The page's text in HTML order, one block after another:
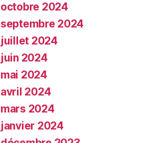
octobre 2024
septembre 2024
juillet 2024
juin 2024
mai 2024
avril 2024
mars 2024
janvier 2024